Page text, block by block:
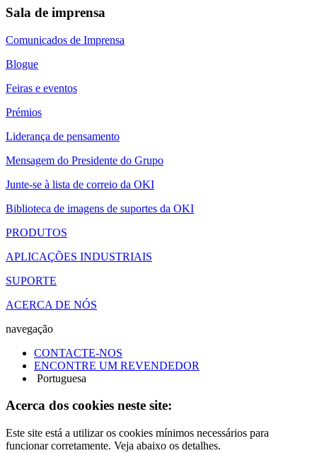
Sala de imprensa
Comunicados de Imprensa
Blogue
Feiras e eventos
Prémios
Liderança de pensamento
Mensagem do Presidente do Grupo
Junte-se à lista de correio da OKI
Biblioteca de imagens de suportes da OKI
PRODUTOS
APLICAÇÕES INDUSTRIAIS
SUPORTE
ACERCA DE NÓS
navegação
CONTACTE-NOS
ENCONTRE UM REVENDEDOR
Portuguesa
Acerca dos cookies neste site:
Este site está a utilizar os cookies mínimos necessários para
funcionar corretamente. Veja abaixo os detalhes.